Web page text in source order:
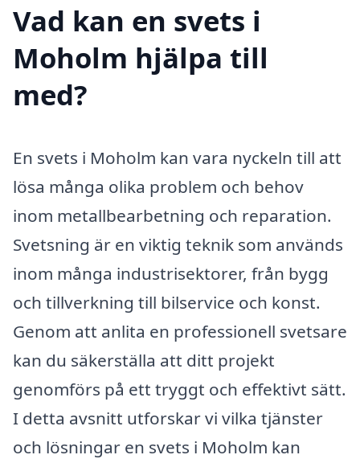
Vad kan en svets i
Moholm hjälpa till
med?
En svets i Moholm kan vara nyckeln till att
lösa många olika problem och behov
inom metallbearbetning och reparation.
Svetsning är en viktig teknik som används
inom många industrisektorer, från bygg
och tillverkning till bilservice och konst.
Genom att anlita en professionell svetsare
kan du säkerställa att ditt projekt
genomförs på ett tryggt och effektivt sätt.
I detta avsnitt utforskar vi vilka tjänster
och lösningar en svets i Moholm kan